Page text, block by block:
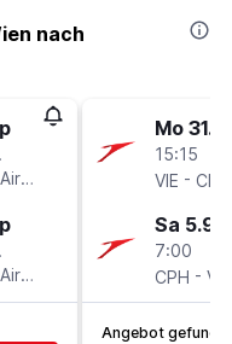
nach
Mo 31.8.
15:15
VIE - CPH
Sa 5.9.
7:00
CPH - VIE
Angebot